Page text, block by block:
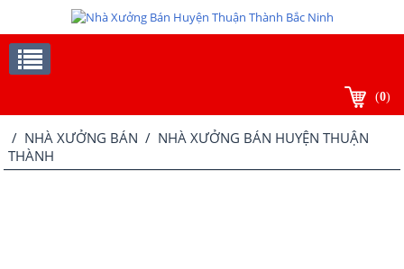
(0)
/ NHÀ XƯỞNG BÁN / NHÀ XƯỞNG BÁN HUYỆN THUẬN
THÀNH